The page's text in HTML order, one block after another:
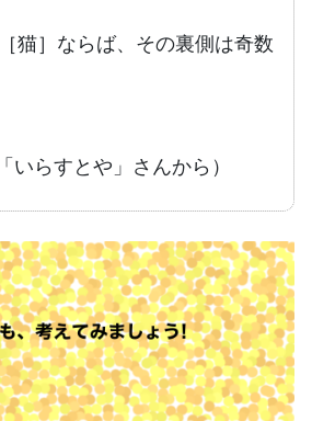
猫］ならば、その裏側は奇数
いらすとや」さんから）